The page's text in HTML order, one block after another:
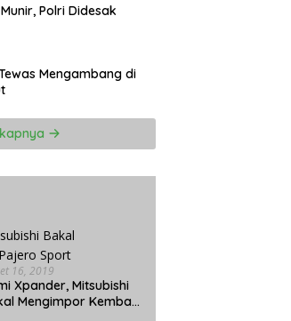
Polri Didesak
Mengambang di
16, 2019
Xpander, Mitsubishi
Mengimpor Kembali